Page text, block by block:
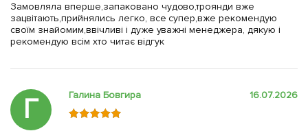
Замовляла вперше,запаковано чудово,троянди вже
зацвітають,прийнялись легко, все супер,вже рекомендую
своїм знайомим,ввічливі і дуже уважні менеджера, дякую і
рекомендую всім хто читає відгук
Г Галина Бовгира 16.07.2026